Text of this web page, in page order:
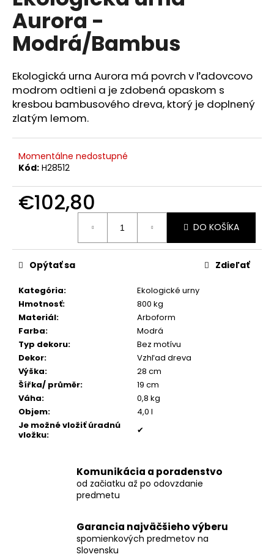
0,0
z
5
hviezdičiek.
Aurora -
Modrá/Bambus
Ekologická urna Aurora má povrch v ľadovcovo
modrom odtieni a je zdobená opaskom s
kresbou bambusového dreva, ktorý je doplnený
zlatým lemom.
Momentálne nedostupné
Kód: H28512
€102,80
DO KOŠÍKA
Kategória:
Ekologické urny
Hmotnosť:
800 kg
Materiál:
Arboform
Farba:
Modrá
Typ dekoru:
Bez motívu
Dekor:
Vzhľad dreva
Výška:
28 cm
Šířka/ průměr:
19 cm
Váha:
0,8 kg
Objem:
4,0 l
Je možné vložiť úradnú
vložku: ✔
Opýtať sa Zdieľať
Komunikácia a poradenstvo
od začiatku až po odovzdanie
predmetu
Garancia najväčšieho výberu
spomienkových predmetov na
Slovensku
á
j
s
?
HĽADAŤ
O
d
r
ú
a
m
e
POZLÁTENÝ
PRSTEŇ
ZELENÝ
ACHÁT
€160